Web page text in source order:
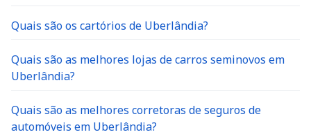
Quais são os cartórios de Uberlândia?
Quais são as melhores lojas de carros seminovos em
Uberlândia?
Quais são as melhores corretoras de seguros de
automóveis em Uberlândia?